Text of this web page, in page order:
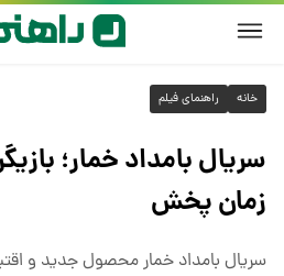
خانه راهنمای فیلم
سریال بامداد خمار؛
زمان پخش
سریال بامداد خمار محصول جدید و